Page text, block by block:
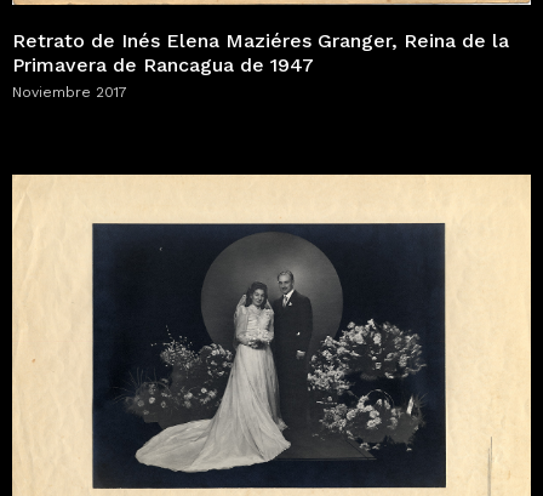
Retrato de Inés Elena Maziéres Granger, Reina de la
Primavera de Rancagua de 1947
Noviembre 2017